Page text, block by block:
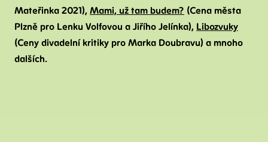
Mateřinka 2021), Mami, už tam budem? (Cena města
Plzně pro Lenku Volfovou a Jiřího Jelínka), Libozvuky
(Ceny divadelní kritiky pro Marka Doubravu) a mnoho
dalších.